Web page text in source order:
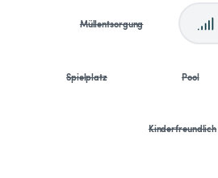
Müllentsorgung
Spielplatz Pool
Kinderfreundlich